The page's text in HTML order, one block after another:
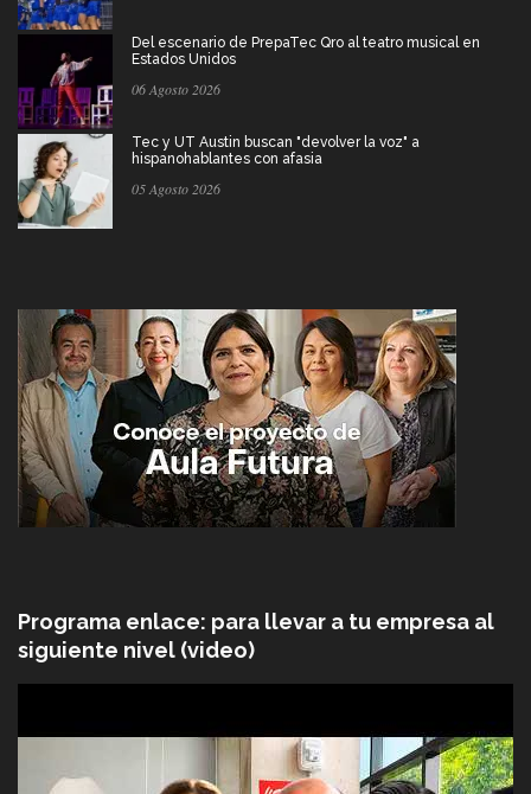
Del escenario de PrepaTec Qro al teatro musical en
Estados Unidos
06 Agosto 2026
Tec y UT Austin buscan "devolver la voz" a
hispanohablantes con afasia
05 Agosto 2026
Programa enlace: para llevar a tu empresa al
siguiente nivel (video)